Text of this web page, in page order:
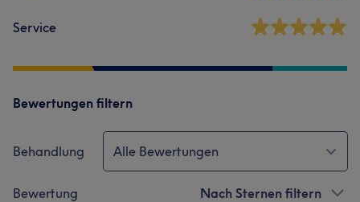
Service
Bewertungen filtern
Behandlung Alle Bewertungen
Bewertung Nach Sternen filtern